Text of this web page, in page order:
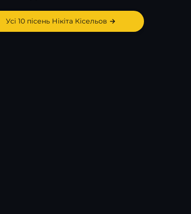
Усі 10 пісень Нікіта Кісельов →